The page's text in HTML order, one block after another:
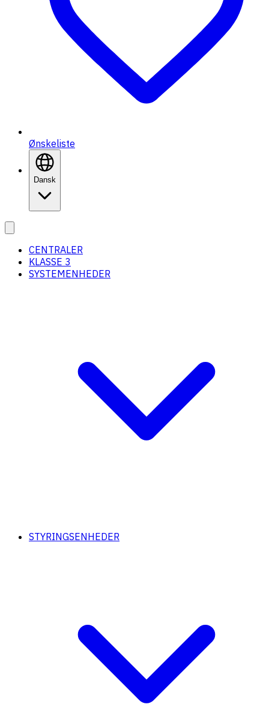
Ønskeliste
Dansk
CENTRALER
KLASSE 3
SYSTEMENHEDER
STYRINGSENHEDER